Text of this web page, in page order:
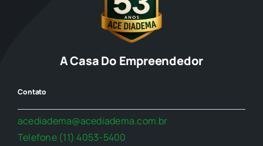
A Casa Do Empreendedor
Contato
acediadema@acediadema.com.br
Telefone (11) 4053-5400